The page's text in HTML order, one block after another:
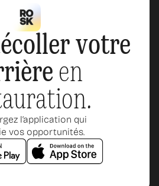
votre
en
l’application qui
vos opportunités.